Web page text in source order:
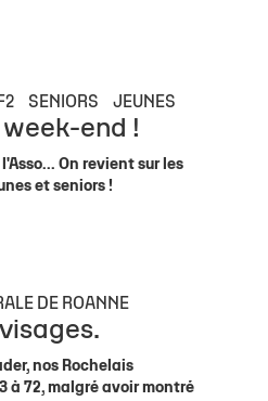
SENIORS JEUNES
end !
On revient sur les
et seniors !
DE ROANNE
nos Rochelais
à 72, malgré avoir montré